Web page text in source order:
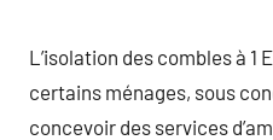
L’isolation des combles à 1
certains ménages, sous
concevoir des services